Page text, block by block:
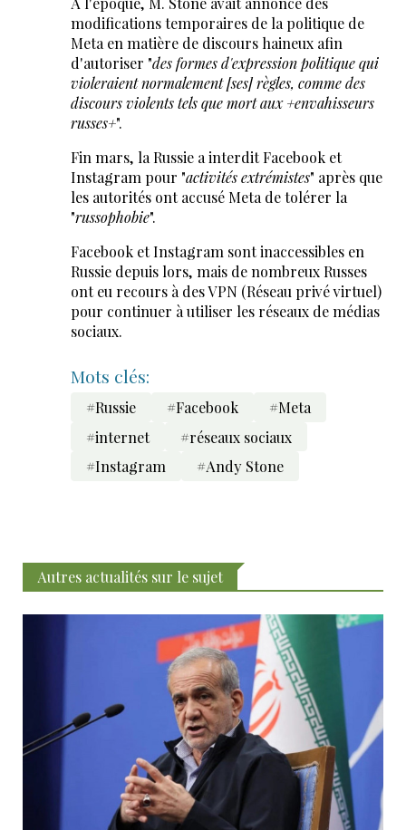
modifications temporaires de la politique de
Meta en matière de discours haineux afin
d'autoriser "des formes d'expression politique qui
violeraient normalement [ses] règles, comme des
discours violents tels que mort aux +envahisseurs
russes+".
Fin mars, la Russie a interdit Facebook et
Instagram pour "activités extrémistes" après que
les autorités ont accusé Meta de tolérer la
"russophobie".
Facebook et Instagram sont inaccessibles en
Russie depuis lors, mais de nombreux Russes
ont eu recours à des VPN (Réseau privé virtuel)
pour continuer à utiliser les réseaux de médias
sociaux.
Mots clés:
#Russie #Facebook
#Meta
#internet
#réseaux sociaux
#Instagram
#Andy Stone
Autres actualités sur le sujet